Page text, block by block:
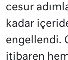
cesur
kadar
engellendi.
itibaren